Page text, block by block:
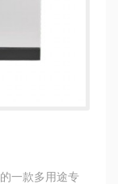
一款多用途专